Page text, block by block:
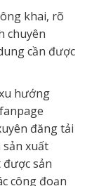
khai, rõ
chuyên
cần được
hướng
đăng tải
sản xuất
sản
công đoạn